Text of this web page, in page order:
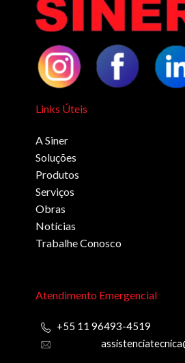
Links Úteis
A Siner
Soluções
Produtos
Serviços
Obras
Notícias
Trabalhe Conosco
Atendimento Emergencial
+55 11 96493-4519